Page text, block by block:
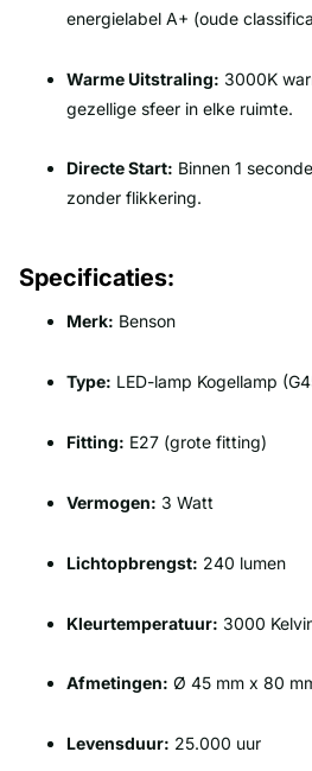
energielabel A+ (oude
Warme Uitstraling: 3000K
gezellige sfeer in elke ruimte.
Directe Start: Binnen 1
zonder flikkering.
Specificaties:
Merk: Benson
Type: LED-lamp Kogellamp
Fitting: E27 (grote fitting)
Vermogen: 3 Watt
Lichtopbrengst: 240 lumen
Kleurtemperatuur: 3000
Afmetingen: Ø 45 mm x 80
Levensduur: 25.000 uur